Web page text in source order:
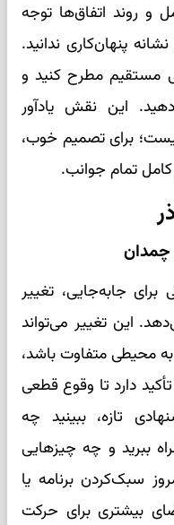
و روند اتفاق‌ها توجه
پنهان‌کاری ندانید.
مستقیم مطرح کنید و
این نقش یادآور
برای تصمیم خوب،
تمام جوانب.
چمدان
برای جابه‌جایی، تغییر
این تغییر می‌تواند
به محیطی متفاوت باشد،
دارد تا وقوع قطعی
تازه، ببینید چه
ببرید و چه چیزهایی
سبک‌کردن برنامه یا
بیشتری برای حرکت